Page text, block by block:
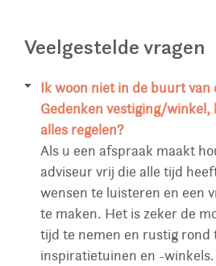
Veelgestelde vragen
Ik woon niet in de buurt van
Gedenken vestiging/winkel,
alles regelen?
Als u een afspraak maakt
adviseur vrij die alle tijd
wensen te luisteren en een
te maken. Het is zeker de
tijd te nemen en rustig rond
inspiratietuinen en -